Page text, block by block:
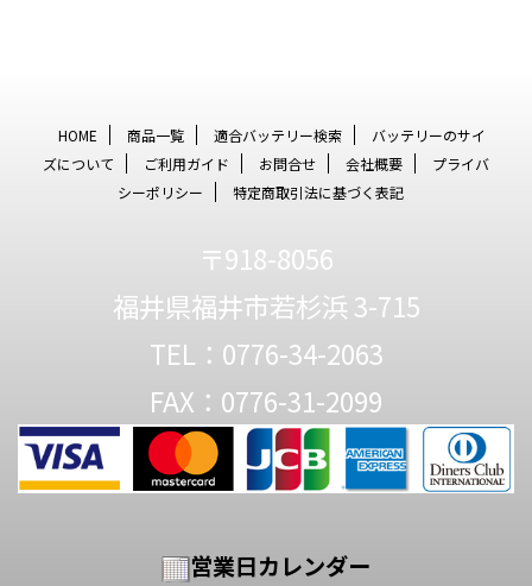
HOME 商品一覧 適合バッテリー検索
バッテリーのサイ
ズについて
ご利用ガイド お問合せ 会社概要
プライバ
シーポリシー
特定商取引法に基づく表記
〒918-8056
福井県福井市若杉浜 3-715
TEL：0776-34-2063
FAX：0776-31-2099
営業日カレンダー